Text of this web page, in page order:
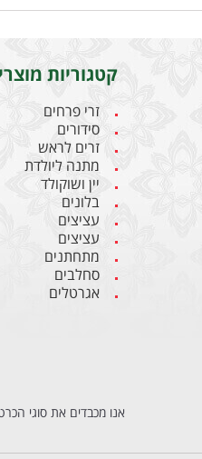
קטגוריות
זרי פרחים
סידורים
זרים לראש
מתנה ליולדת
יין ושוקולד
בלונים
עציצים
עציצים
מתחתנים
סחלבים
אגרטלים
אנו מכבדים את סוגי